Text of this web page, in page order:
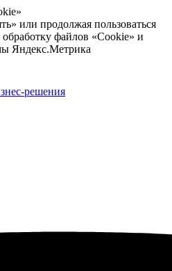
или продолжая пользоваться
файлов «Cookie» и
Яндекс.Метрика
решения